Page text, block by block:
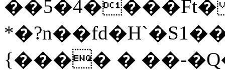
��5�4����Ft�
{���� � ��-